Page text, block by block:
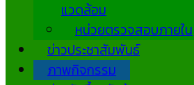
แวดล้อม
หน่วยตรวจสอบภายใน
ข่าวประชาสัมพันธ์
ภาพกิจกรรม